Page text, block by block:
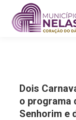
Dois
o programa
Senhorim e